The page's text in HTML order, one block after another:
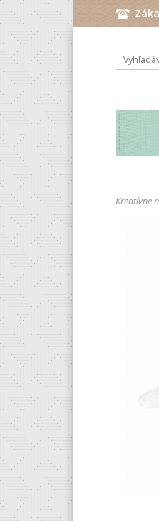
Kreatívne